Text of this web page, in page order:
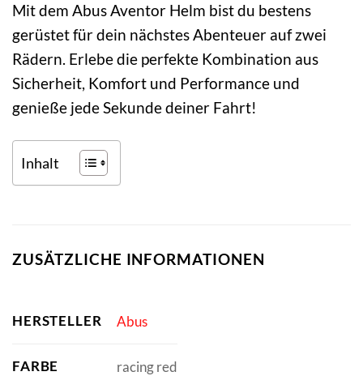
Mit dem Abus Aventor Helm bist du bestens
gerüstet für dein nächstes Abenteuer auf zwei
Rädern. Erlebe die perfekte Kombination aus
Sicherheit, Komfort und Performance und
genieße jede Sekunde deiner Fahrt!
Inhalt
ZUSÄTZLICHE INFORMATIONEN
HERSTELLER Abus
FARBE racing red